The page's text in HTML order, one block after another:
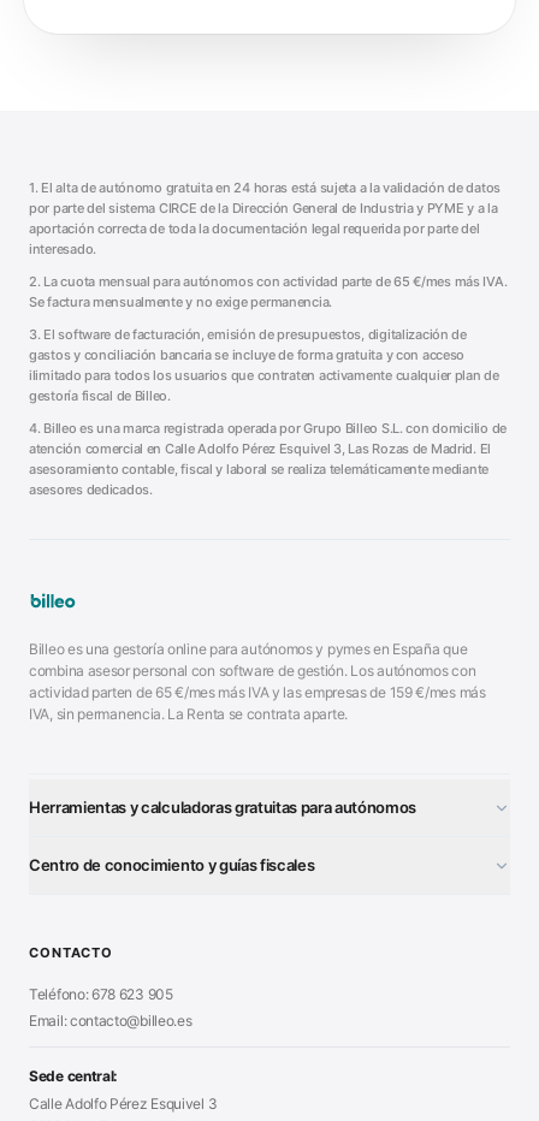
1. El alta de autónomo gratuita en 24 horas está sujeta a la validación de datos
por parte del sistema CIRCE de la Dirección General de Industria y PYME y a la
aportación correcta de toda la documentación legal requerida por parte del
interesado.
2. La cuota mensual para autónomos con actividad parte de65 €/mes más IVA.
Se factura mensualmente y no exige permanencia.
3. El software de facturación, emisión de presupuestos, digitalización de
gastos y conciliación bancaria se incluye de forma gratuita y con acceso
ilimitado para todos los usuarios que contraten activamente cualquier plan de
gestoría fiscal de Billeo.
4. Billeo es una marca registrada operada porGrupo Billeo S.L. con domicilio de
atención comercial en Calle Adolfo Pérez Esquivel 3, Las Rozas de Madrid. El
asesoramiento contable, fiscal y laboral se realiza telemáticamente mediante
asesores dedicados.
Billeo es una gestoría online para autónomos y pymes en España que
combina asesor personal con software de gestión. Los autónomos con
actividad parten de 65€/mes más IVA y las empresas de 159€/mes más
IVA, sin permanencia. La Renta se contrata aparte.
Herramientas y calculadoras gratuitas para autónomos
Generador Nóminas
■ Generador Presupuestos
Generador Facturas
■Modelo Nómina PDF
■Calculadora Vacaciones
Centro de conocimiento y guías fiscales
■Alta Autónomo Paso a Paso
Declaración Renta 2026
■Certificado Digital
CONTACTO
Teléfono: 678 623 905
Email: contacto@billeo.es
Sede central:
Calle Adolfo Pérez Esquivel 3